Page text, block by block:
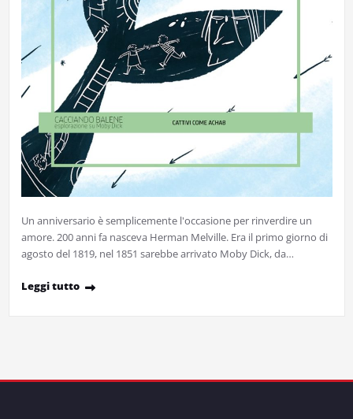
Un anniversario è semplicemente l'occasione per rinverdire un
amore. 200 anni fa nasceva Herman Melville. Era il primo giorno di
agosto del 1819, nel 1851 sarebbe arrivato Moby Dick, da…
Leggi tutto